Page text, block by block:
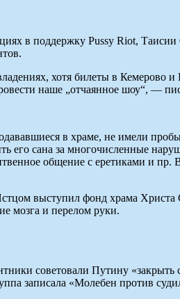
в поддержку Pussy Riot,
хотя билеты в Кемерово
наше „отчаянное шоу“, —
в храме, не имели
его сана за многочисленные
общение с еретиками и пр.
выступил фонд храма Христа
мозга и перелом руки.
советовали Путину «закрыть
записала «Молебен против